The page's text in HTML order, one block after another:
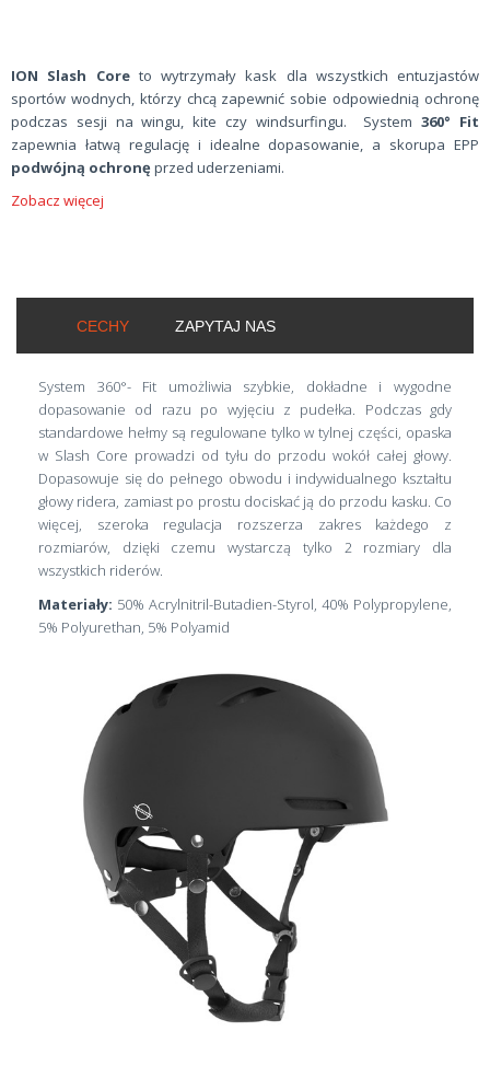
ION Slash Core to wytrzymały kask dla wszystkich entuzjastów
sportów wodnych, którzy chcą zapewnić sobie odpowiednią ochronę
podczas sesji na wingu, kite czy windsurfingu. System360° Fit
zapewnia łatwą regulację i idealne dopasowanie, a skorupa EPP
podwójną ochronę przed uderzeniami.
Zobacz więcej
CECHY ZAPYTAJ NAS
System 360°- Fit umożliwia szybkie, dokładne i wygodne
dopasowanie od razu po wyjęciu z pudełka. Podczas gdy
standardowe hełmy są regulowane tylko w tylnej części, opaska
w Slash Core prowadzi od tyłu do przodu wokół całej głowy.
Dopasowuje się do pełnego obwodu i indywidualnego kształtu
głowy ridera, zamiast po prostu dociskać ją do przodu kasku. Co
więcej, szeroka regulacja rozszerza zakres każdego z
rozmiarów, dzięki czemu wystarczą tylko 2 rozmiary dla
wszystkich riderów.
Materiały: 50% Acrylnitril-Butadien-Styrol, 40% Polypropylene,
5% Polyurethan, 5% Polyamid